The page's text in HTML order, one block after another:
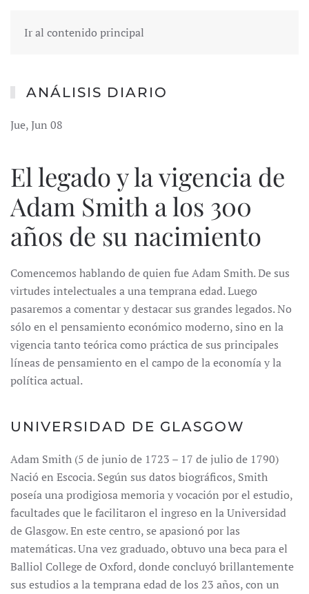
Ir al contenido principal
ANÁLISIS DIARIO
Jue, Jun 08
El legado y la vigencia de
Adam Smith a los 300
años de su nacimiento
Comencemos hablando de quien fue Adam Smith. De sus
virtudes intelectuales a una temprana edad. Luego
pasaremos a comentar y destacar sus grandes legados. No
sólo en el pensamiento económico moderno, sino en la
vigencia tanto teórica como práctica de sus principales
líneas de pensamiento en el campo de la economía y la
política actual.
UNIVERSIDAD DE GLASGOW
Adam Smith (5 de junio de 1723 – 17 de julio de 1790)
Nació en Escocia. Según sus datos biográficos, Smith
poseía una prodigiosa memoria y vocación por el estudio,
facultades que le facilitaron el ingreso en la Universidad
de Glasgow. En este centro, se apasionó por las
matemáticas. Una vez graduado, obtuvo una beca para el
Balliol College de Oxford, donde concluyó brillantemente
sus estudios a la temprana edad de los 23 años, con un